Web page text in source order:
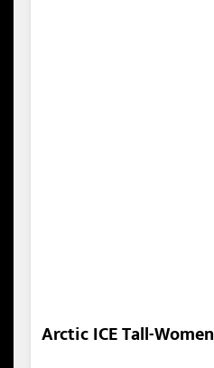
Arctic ICE Tall-Women